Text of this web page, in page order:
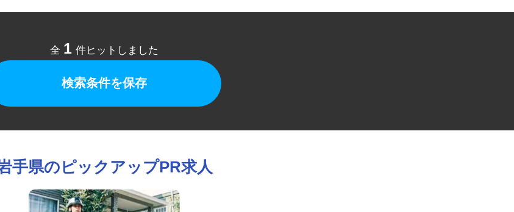
全1件ヒットしました
検索条件を保存
岩手県のピックアップPR求人